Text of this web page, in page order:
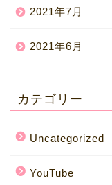
2021年7月
2021年6月
カテゴリー
Uncategorized
YouTube